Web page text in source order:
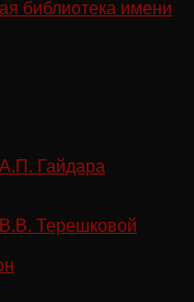
библиотека имени
Гайдара
Терешковой